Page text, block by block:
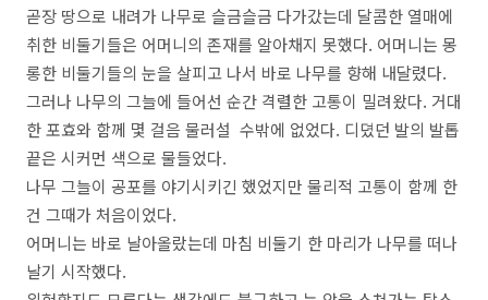
곧장 땅으로 내려가 나무로 슬금슬금 다가갔는데 달콤한 열매에
취한 비둘기들은 어머니의 존재를 알아채지 못했다. 어머니는 몽
롱한 비둘기들의 눈을 살피고 나서 바로 나무를 향해 내달렸다.
그러나 나무의 그늘에 들어선 순간 격렬한 고통이 밀려왔다. 거대
한 포효와 함께 몇 걸음 물러설 수밖에 없었다. 디뎠던 발의 발톱
끝은 시커먼 색으로 물들었다.
나무 그늘이 공포를 야기시키긴 했었지만 물리적 고통이 함께 한
건 그때가 처음이었다.
어머니는 바로 날아올랐는데 마침 비둘기 한 마리가 나무를 떠나
날기 시작했다.